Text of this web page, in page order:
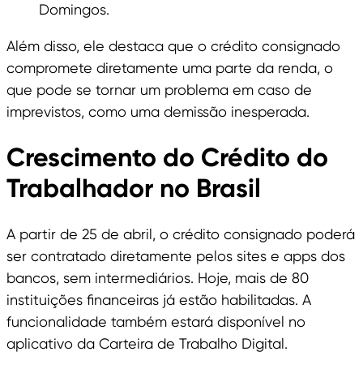
Domingos.
Além disso, ele destaca que o crédito consignado
compromete diretamente uma parte da renda, o
que pode se tornar um problema em caso de
imprevistos, como uma demissão inesperada.
Crescimento do Crédito do
Trabalhador no Brasil
A partir de 25 de abril, o crédito consignado poderá
ser contratado diretamente pelos sites e apps dos
bancos, sem intermediários. Hoje, mais de 80
instituições financeiras já estão habilitadas. A
funcionalidade também estará disponível no
aplicativo da Carteira de Trabalho Digital.